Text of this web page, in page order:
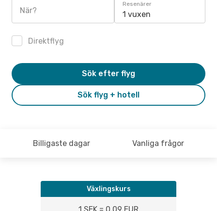
När?
Resenärer
1 vuxen
Direktflyg
Sök flyg + hotell
Sök efter flyg
Billigaste dagar Vanliga frågor
Växlingskurs